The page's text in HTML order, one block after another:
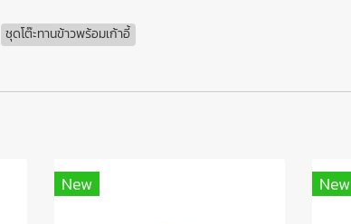
ชุดโต๊ะทานข้าวพร้อมเก้าอี้
New New